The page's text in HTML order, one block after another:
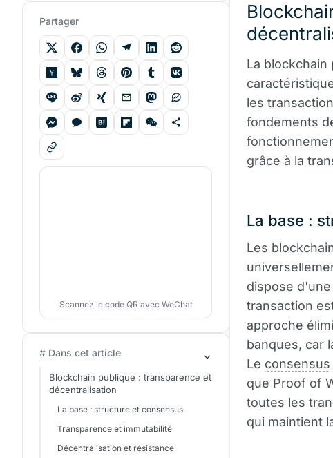
La
les
fondements
grâce à la
La base :
Les
dispose
transaction
approche
banques, car
Le consensus
que Proof of
toutes les
qui maintient
Partager
Scannez le code QR avec WeChat
# Dans cet article
Blockchain publique : transparence et
décentralisation
La base : structure et consensus
Transparence et immutabilité
Décentralisation et résistance